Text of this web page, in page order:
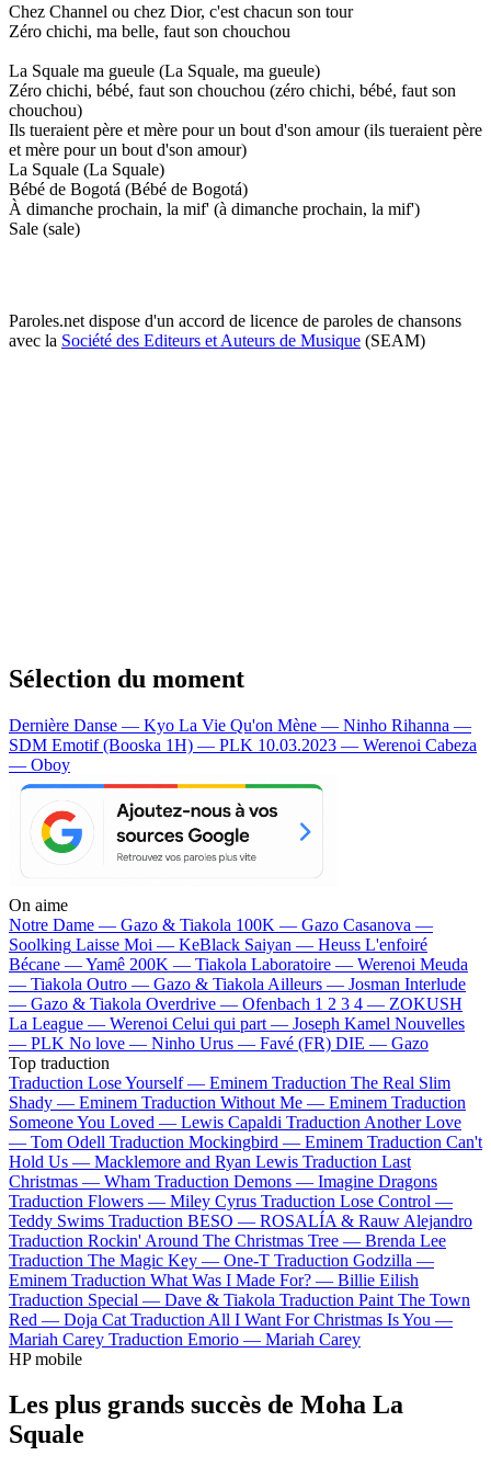
Chez Channel ou chez Dior, c'est chacun son tour
Zéro chichi, ma belle, faut son chouchou
La Squale ma gueule (La Squale, ma gueule)
Zéro chichi, bébé, faut son chouchou (zéro chichi, bébé, faut son
chouchou)
Ils tueraient père et mère pour un bout d'son amour (ils tueraient père
et mère pour un bout d'son amour)
La Squale (La Squale)
Bébé de Bogotá (Bébé de Bogotá)
À dimanche prochain, la mif' (à dimanche prochain, la mif')
Sale (sale)
Paroles.net dispose d'un accord de licence de paroles de chansons
avec la Société des Editeurs et Auteurs de Musique (SEAM)
Sélection du moment
Dernière Danse — Kyo La Vie Qu'on Mène — Ninho Rihanna —
SDM Emotif (Booska 1H) — PLK 10.03.2023 — Werenoi Cabeza
— Oboy
On aime
Notre Dame — Gazo & Tiakola 100K — Gazo Casanova —
Soolking Laisse Moi — KeBlack Saiyan — Heuss L'enfoiré
Bécane —Yamê 200K — Tiakola Laboratoire — Werenoi Meuda
— Tiakola Outro — Gazo & Tiakola Ailleurs — Josman Interlude
— Gazo & Tiakola Overdrive — Ofenbach 1 2 3 4 — ZOKUSH
La League — Werenoi Celui qui part — Joseph Kamel Nouvelles
— PLK No love — Ninho Urus — Favé (FR) DIE — Gazo
Top traduction
Traduction Lose Yourself — Eminem Traduction The Real Slim
Shady — Eminem Traduction Without Me — Eminem Traduction
Someone You Loved — Lewis Capaldi Traduction Another Love
— Tom Odell Traduction Mockingbird — Eminem Traduction Can't
Hold Us — Macklemore and Ryan Lewis Traduction Last
Christmas — Wham Traduction Demons — Imagine Dragons
Traduction Flowers — Miley Cyrus Traduction Lose Control —
Teddy Swims Traduction BESO — ROSALÍA & Rauw Alejandro
Traduction Rockin' Around The Christmas Tree — Brenda Lee
Traduction The Magic Key — One-T Traduction Godzilla —
Eminem Traduction What Was I Made For? — Billie Eilish
Traduction Special — Dave & Tiakola Traduction Paint The Town
Red — Doja Cat Traduction All I Want For Christmas Is You —
Mariah Carey Traduction Emorio — Mariah Carey
HP mobile
Les plus grands succès de Moha La
Squale